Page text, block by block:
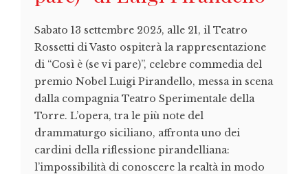
Sabato 13 settembre 2025, alle 21, il Teatro
Rossetti di Vasto ospiterà la rappresentazione
di “Così è (se vi pare)”, celebre commedia del
premio Nobel Luigi Pirandello, messa in scena
dalla compagnia Teatro Sperimentale della
Torre. L’opera, tra le più note del
drammaturgo siciliano, affronta uno dei
cardini della riflessione pirandelliana:
l’impossibilità di conoscere la realtà in modo